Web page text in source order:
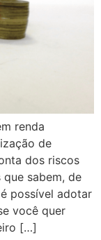
renda
de
dos riscos
sabem, de
possível adotar
você quer
[…]